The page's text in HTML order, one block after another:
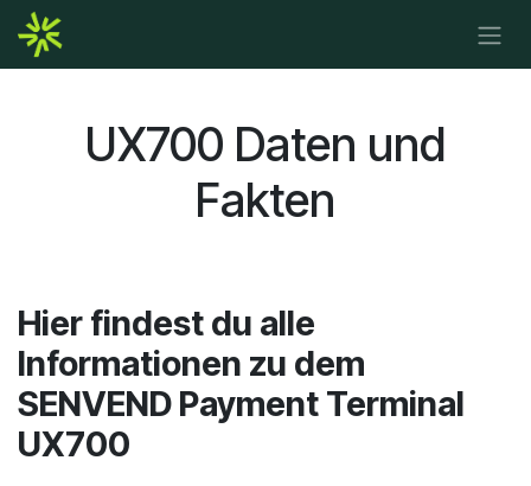
Zum Inhalt springen
UX700 Daten und
Fakten
Hier findest du alle
Informationen zu dem
SENVEND Payment Terminal
UX700